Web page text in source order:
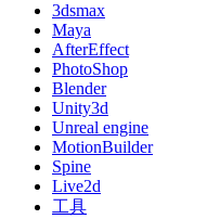
3dsmax
Maya
AfterEffect
PhotoShop
Blender
Unity3d
Unreal engine
MotionBuilder
Spine
Live2d
工具